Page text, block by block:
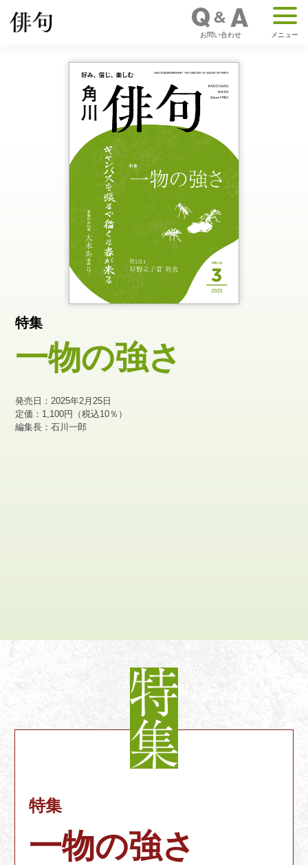
メニュー
お問い合わせ
特集
一物の強さ
発売日：2025年2月25日
定価：1,100円（税込10％）
編集長：石川一郎
特集
一物の強さ